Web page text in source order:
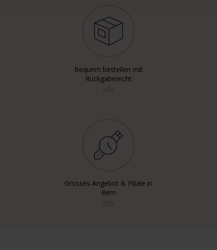
Bequem bestellen mit
Rückgaberecht
Grosses Angebot & Filiale in
Bern